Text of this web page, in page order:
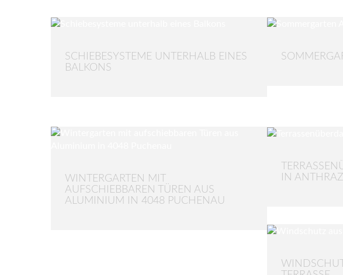
SCHIEBESYSTEME UNTERHALB EINES
BALKONS
WINTERGARTEN MIT
AUFSCHIEBBAREN TÜREN AUS
ALUMINIUM IN 4048 PUCHENAU
IN